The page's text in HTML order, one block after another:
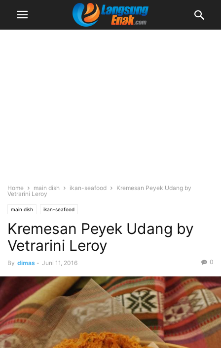
Home main dish ikan-seafood
Kremesan Peyek Udang by
Vetrarini Leroy
main dish ikan-seafood
Kremesan Peyek Udang by
Vetrarini Leroy
By dimas - Juni 11, 2016 0